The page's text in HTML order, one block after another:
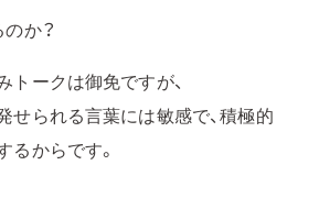
か？
トークは御免ですが、
せられる言葉には敏感で、積極的
るからです。